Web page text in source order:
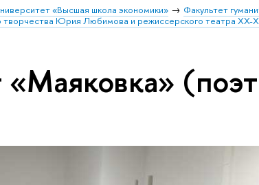
«Высшая школа экономики» Факультет
творчества Юрия Любимова и режиссерского театра XX-